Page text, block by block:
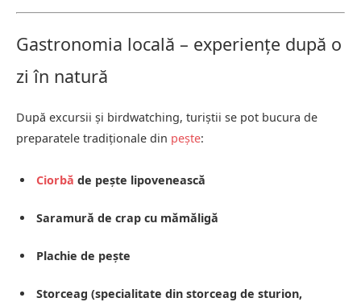
Gastronomia locală – experiențe după o
zi în natură
După excursii și birdwatching, turiștii se pot bucura de
preparatele tradiționale din pește:
Ciorbă de pește lipovenească
Saramură de crap cu mămăligă
Plachie de pește
Storceag (specialitate din storceag de sturion,